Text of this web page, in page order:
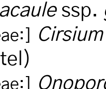
ssp.